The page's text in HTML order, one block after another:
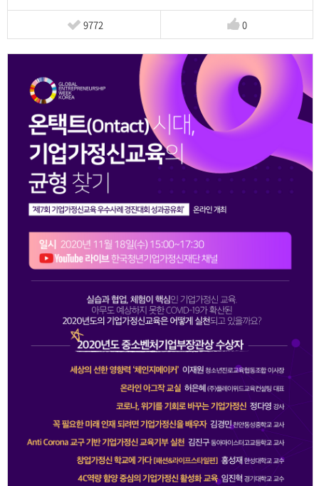
9772 0